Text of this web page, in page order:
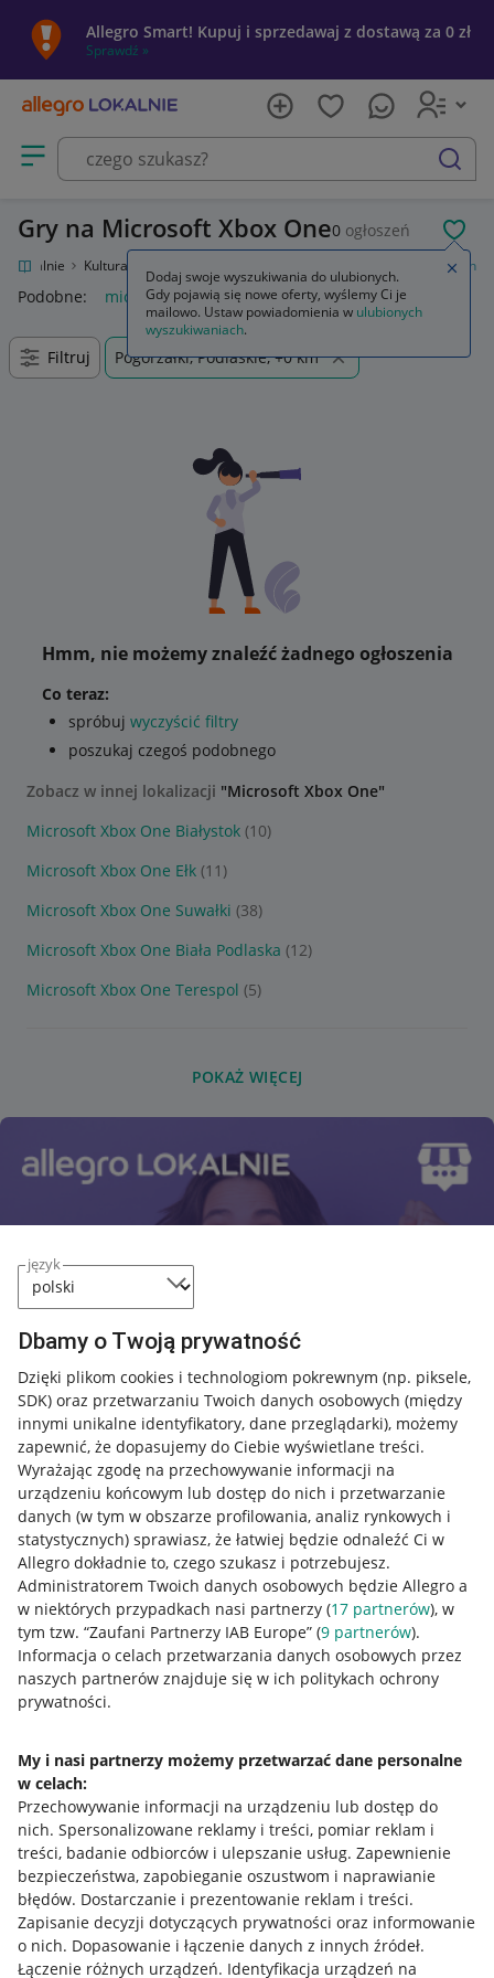
język
Dbamy o Twoją prywatność
Dzięki plikom cookies i technologiom pokrewnym (np. piksele,
SDK) oraz przetwarzaniu Twoich danych osobowych (między
innymi unikalne identyfikatory, dane przeglądarki), możemy
zapewnić, że dopasujemy do Ciebie wyświetlane treści.
Wyrażając zgodę na przechowywanie informacji na
urządzeniu końcowym lub dostęp do nich i przetwarzanie
danych (w tym w obszarze profilowania, analiz rynkowych i
statystycznych) sprawiasz, że łatwiej będzie odnaleźć Ci w
Allegro dokładnie to, czego szukasz i potrzebujesz.
Administratorem Twoich danych osobowych będzie Allegro a
w niektórych przypadkach nasi partnerzy (17 partnerów), w
tym tzw. “Zaufani Partnerzy IAB Europe” (9 partnerów).
Informacja o celach przetwarzania danych osobowych przez
naszych partnerów znajduje się w ich politykach ochrony
prywatności.
My i nasi partnerzy możemy przetwarzać dane personalne
w celach:
Przechowywanie informacji na urządzeniu lub dostęp do
nich. Spersonalizowane reklamy i treści, pomiar reklam i
treści, badanie odbiorców i ulepszanie usług. Zapewnienie
bezpieczeństwa, zapobieganie oszustwom i naprawianie
błędów. Dostarczanie i prezentowanie reklam i treści.
Zapisanie decyzji dotyczących prywatności oraz informowanie
o nich. Dopasowanie i łączenie danych z innych źródeł.
Łączenie różnych urządzeń. Identyfikacja urządzeń na
Allegro Smart! Kupuj i sprzedawaj z dostawą za 0 zł
Sprawdź »
Otwórz menu z kategoriami
szukaj
Gry na Microsoft Xbox One0 ogłoszeń
Lokalnie Kultura i rozrywka Microsoft Xbox One
Podobne: microsoft xbox one
Filtruj Pogorzałki, Podlaskie, +0 km
Hmm, nie możemy znaleźć żadnego ogłoszenia
Co teraz:
spróbuj wyczyścić filtry
poszukaj czegoś podobnego
Zobacz w innej lokalizacji "Microsoft Xbox One"
Microsoft Xbox One Białystok (10)
Microsoft Xbox One Ełk (11)
Microsoft Xbox One Suwałki (38)
Microsoft Xbox One Biała Podlaska (12)
Microsoft Xbox One Terespol (5)
POKAŻ WIĘCEJ
Przydatne informacje
Jak to działa
Napisz do nas
Allegro Gadane dla sprzedających
Mapa miejscowości
Informacje prawne
Regulamin
Polityka plików "cookies"
Ustawienia plików "cookies"
Dodaj swoje wyszukiwania do ulubionych.
Gdy pojawią się nowe oferty, wyślemy Ci je
mailowo. Ustaw powiadomienia w ulubionych
wyszukiwaniach.